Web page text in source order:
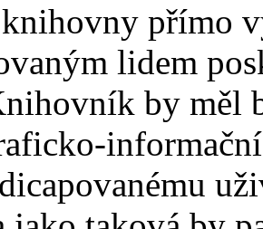
přímo
lidem
by měl